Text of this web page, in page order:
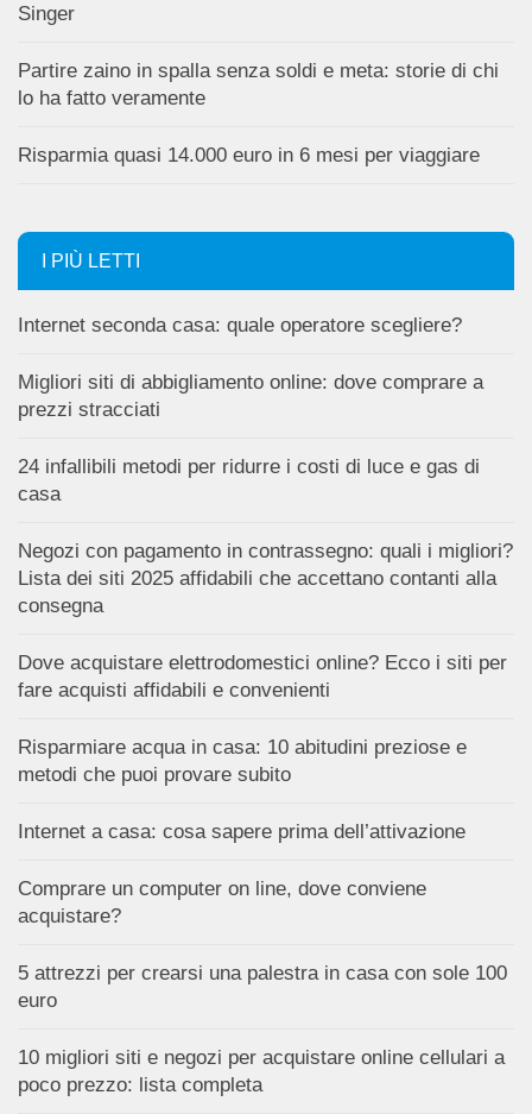
Singer
Partire zaino in spalla senza soldi e meta: storie di chi
lo ha fatto veramente
Risparmia quasi 14.000 euro in 6 mesi per viaggiare
I PIÙ LETTI
Internet seconda casa: quale operatore scegliere?
Migliori siti di abbigliamento online: dove comprare a
prezzi stracciati
24 infallibili metodi per ridurre i costi di luce e gas di
casa
Negozi con pagamento in contrassegno: quali i migliori?
Lista dei siti 2025 affidabili che accettano contanti alla
consegna
Dove acquistare elettrodomestici online? Ecco i siti per
fare acquisti affidabili e convenienti
Risparmiare acqua in casa: 10 abitudini preziose e
metodi che puoi provare subito
Internet a casa: cosa sapere prima dell’attivazione
Comprare un computer on line, dove conviene
acquistare?
5 attrezzi per crearsi una palestra in casa con sole 100
euro
10 migliori siti e negozi per acquistare online cellulari a
poco prezzo: lista completa